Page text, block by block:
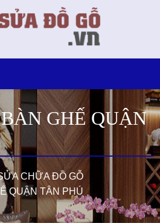
GHẾ QUẬN
CHỮA ĐỒ GỖ
QUẬN TÂN PHÚ